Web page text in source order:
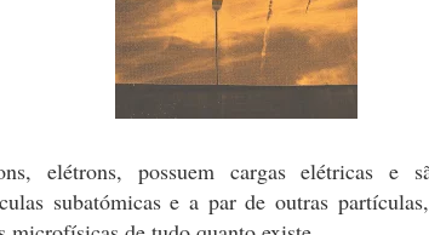
elétrons, possuem cargas elétricas e
subatómicas e a par de outras